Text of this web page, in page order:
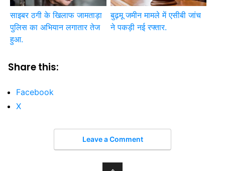
साइबर ठगी के खिलाफ जामताड़ा
पुलिस का अभियान लगातार तेज
हुआ.
बुढ़मू जमीन मामले में एसीबी जांच
ने पकड़ी नई रफ्तार.
Share this:
Facebook
X
Leave a Comment